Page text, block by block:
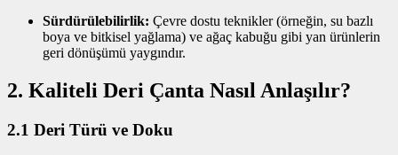
Sürdürülebilirlik: Çevre dostu tekni­kler (örneğin, su bazlı
boya ve bitkisel yağlama) ve ağaç kabuğu gibi yan ürünlerin
geri dönüşümü yaygındır.
2. Kaliteli Deri Çanta Nasıl Anlaşılır?
2.1 Deri Türü ve Doku